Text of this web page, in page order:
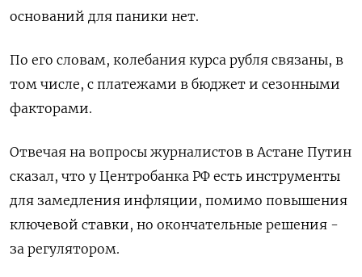
оснований для паники нет.
По его словам, колебания курса рубля связаны, в
том числе, с платежами в бюджет и сезонными
факторами.
Отвечая на вопросы журналистов в Астане Путин
сказал, что у Центробанка РФ есть инструменты
для замедления инфляции, помимо повышения
ключевой ставки, но окончательные решения -
за регулятором.